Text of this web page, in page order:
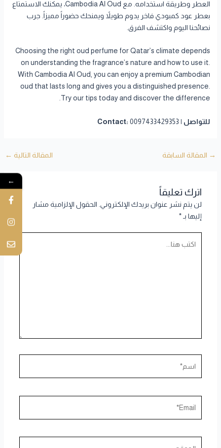
العطر وطريقة استخدامه. مع Cambodia Al Oud، يمكنك الاستمتاع
بعطر عود كمبودي فاخر يدوم طويلاً ويمنحك حضوراً مميزاً. جرب
نصائحنا اليوم واكتشف الفرق.
Choosing the right oud perfume for Qatar’s climate depends
on understanding the fragrance’s nature and how to use it.
With Cambodia Al Oud, you can enjoy a premium Cambodian
oud that lasts long and gives you a distinguished presence.
Try our tips today and discover the difference.
للتواصل | Contact: 0097433429353
→ المقالة السابقة المقالة التالية ←
اترك تعليقاً
لن يتم نشر عنوان بريدك الإلكتروني. الحقول الإلزامية مشار
إليها بـ*
←